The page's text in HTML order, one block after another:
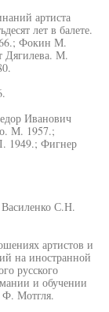
артиста
лет в балете.
Фокин М.
Дягилева. М.
Иванович
М. 1957.;
1949.; Фигнер
С.Н.
артистов и
на иностранной
русского
и обучении
Мотгля.